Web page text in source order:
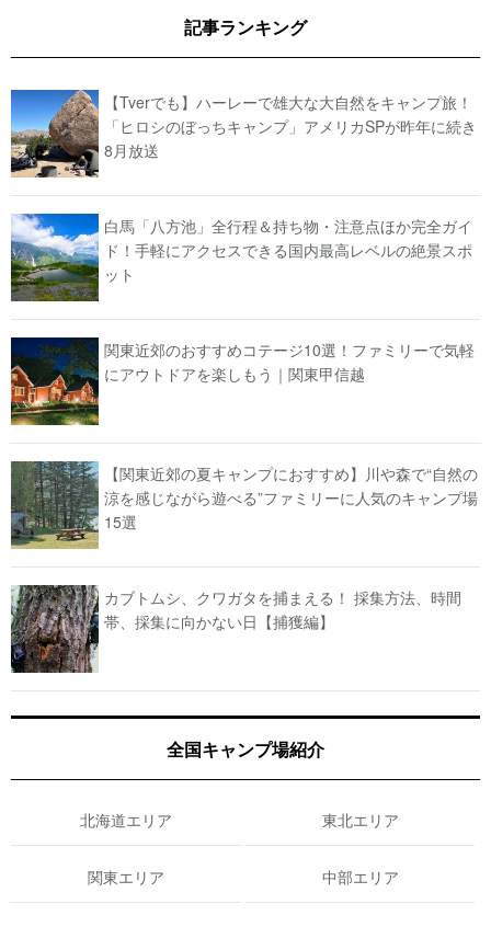
記事ランキング
【Tverでも】ハーレーで雄大な大自然をキャンプ旅！
「ヒロシのぼっちキャンプ」アメリカSPが昨年に続き
8月放送
白馬「八方池」全行程＆持ち物・注意点ほか完全ガイ
ド！手軽にアクセスできる国内最高レベルの絶景スポ
ット
関東近郊のおすすめコテージ10選！ファミリーで気軽
にアウトドアを楽しもう｜関東甲信越
【関東近郊の夏キャンプにおすすめ】川や森で“自然の
涼を感じながら遊べる”ファミリーに人気のキャンプ場
15選
カブトムシ、クワガタを捕まえる！ 採集方法、時間
帯、採集に向かない日【捕獲編】
全国キャンプ場紹介
北海道エリア 東北エリア
関東エリア 中部エリア